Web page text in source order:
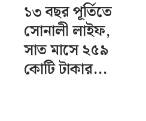
১৩ বছর পূর্তিতে
সোনালী লাইফ,
সাত মাসে ২৫৯
কোটি টাকার...